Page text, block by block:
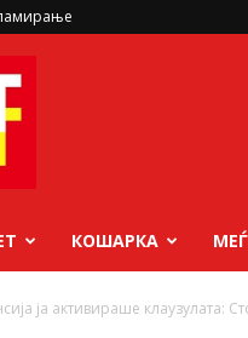
КОШАРКА
ја активираше клаузулата: